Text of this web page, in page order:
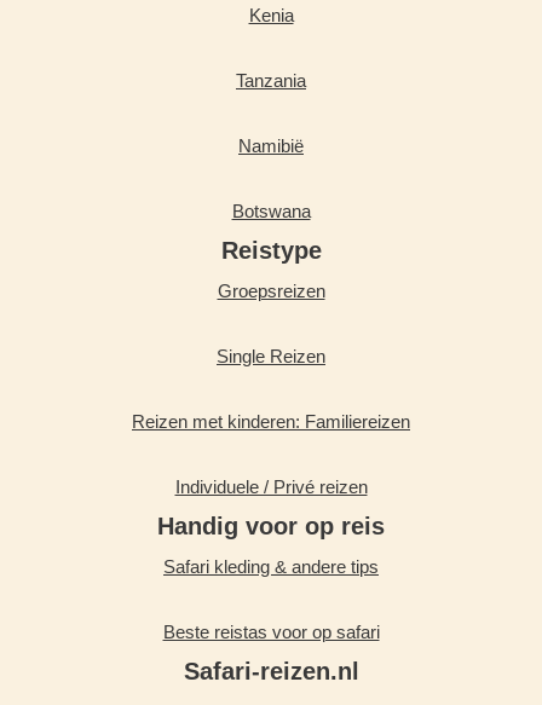
Kenia
Tanzania
Namibië
Botswana
Reistype
Groepsreizen
Single Reizen
Reizen met kinderen: Familiereizen
Individuele / Privé reizen
Handig voor op reis
Safari kleding & andere tips
Beste reistas voor op safari
Safari-reizen.nl